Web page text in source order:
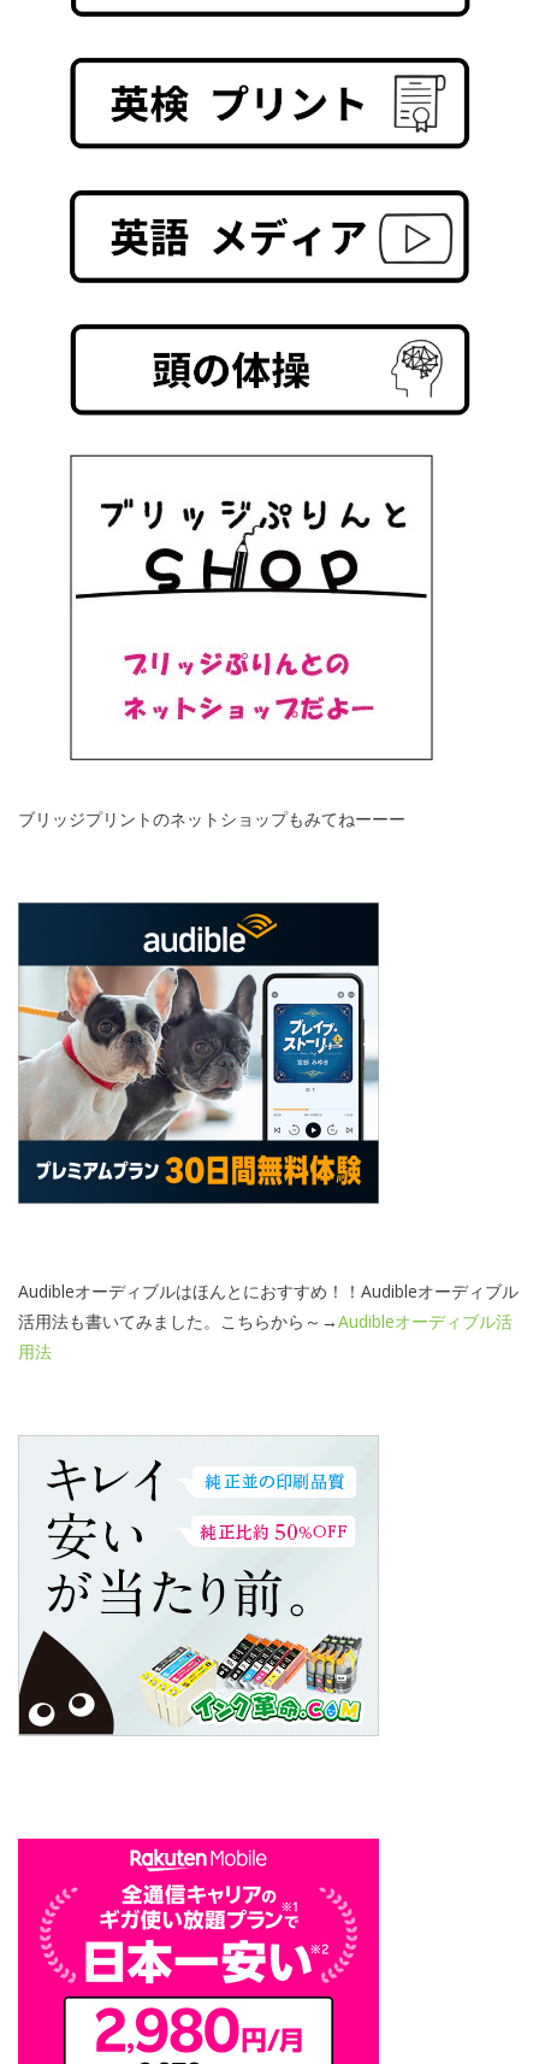
ブリッジプリントのネットショップもみてねーーー
Audibleオーディブルはほんとにおすすめ！！Audibleオーディブル
活用法も書いてみました。こちらから～→Audibleオーディブル活
用法